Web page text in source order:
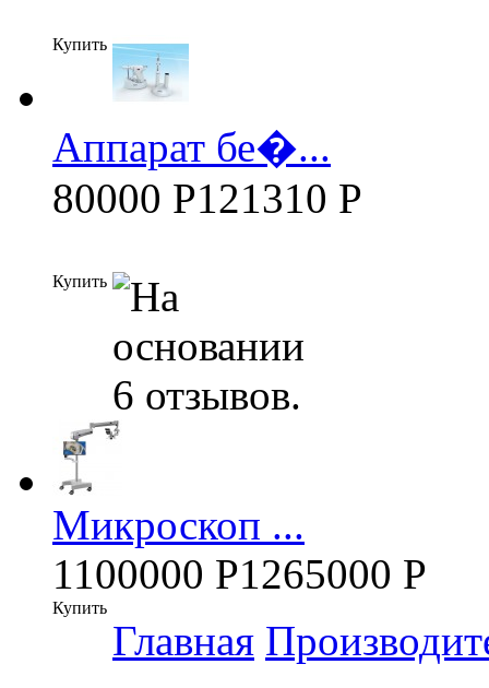
Купить
Аппарат бе�...
80000 Р121310 Р
Купить
Микроскоп ...
1100000 Р1265000 Р
Купить
Главная